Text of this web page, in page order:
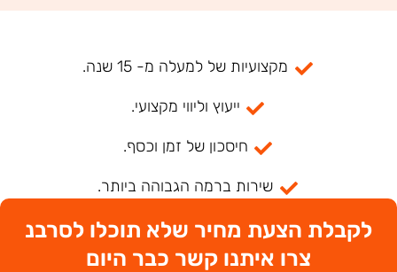
מקצועיות של למעלה מ- 15 שנה.
ייעוץ וליווי מקצועי.
חיסכון של זמן וכסף.
שירות ברמה הגבוהה ביותר.
לקבלת הצעת מחיר שלא תוכלו לסרבנ
צרו איתנו קשר כבר היום